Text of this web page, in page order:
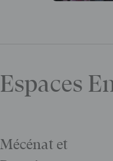
Espaces
Mécénat et